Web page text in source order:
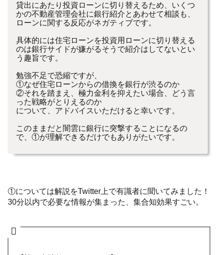
貸出にあたり投資ローンに切り替えるため、いくつ
かの不動産管理会社に銀行紹介とあわせて相談も、
ローンに関する反応がネガティブです。
具体的には住宅ローンを投資用ローンに切り替える
のは銀行サイドが嫌がるそうで紹介はしてないとい
う趣旨です。
勉強不足で恐縮ですが、
①なぜ住宅ローンからの借換を銀行が渋るのか
②それを踏まえ、極力金利を抑えたい場合、どう言
った戦略がとりえるのか
について、アドバイスいただけると幸いです。
このままだと闇雲に銀行に突撃することになるの
で、①が理解できるだけでもありがたいです。
①については解説をTwitter上で有識者に聞いてみました！
30分以内で必要な情報が集まった、集合知効果すごい。